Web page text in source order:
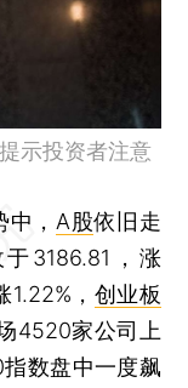
示投资者注意
， A股依旧走
于3186.81，涨
， 创业板
4520家公司上
数盘中一度飙